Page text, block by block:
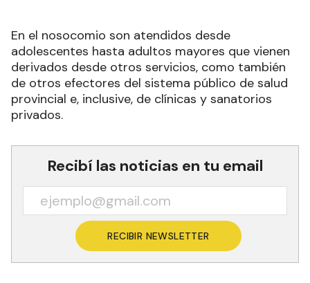
En el nosocomio son atendidos desde
adolescentes hasta adultos mayores que vienen
derivados desde otros servicios, como también
de otros efectores del sistema público de salud
provincial e, inclusive, de clínicas y sanatorios
privados.
Recibí las noticias en tu email
RECIBIR NEWSLETTER